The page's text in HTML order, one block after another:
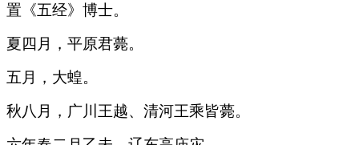
置《五经》博士。
夏四月，平原君薨。
五月，大蝗。
秋八月，广川王越、清河王乘皆薨。